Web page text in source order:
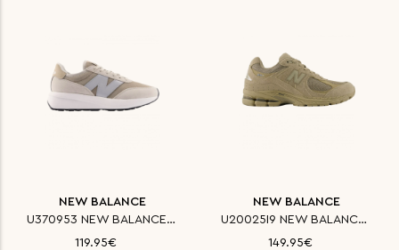
NEW BALANCE
U370953 NEW BALANCE ΠΑΠΟΥΤΣΙ C
119.95€
NEW BALANCE
U20025I9 NEW BALANCE ΠΑΠΟΥΤΣΙ
149.95€